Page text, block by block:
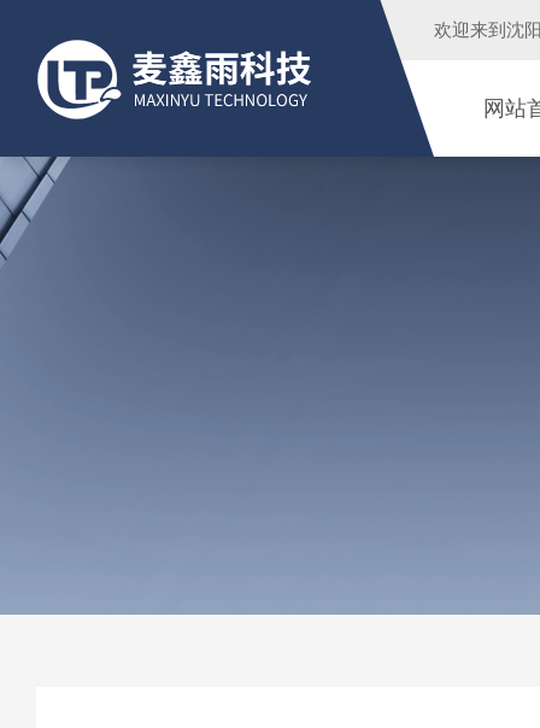
欢迎来到 沈
网站